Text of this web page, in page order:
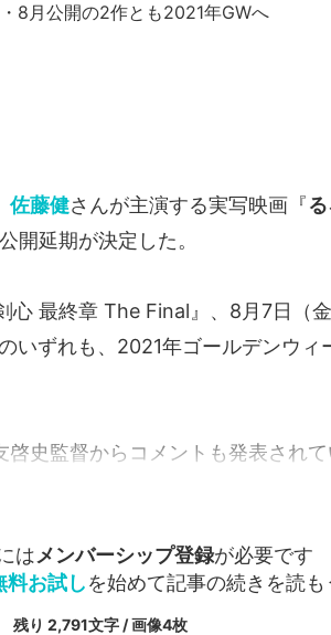
8月公開の2作とも2021年GWへ
佐藤健さんが主演する実写映画『
開延期が決定した。
心 最終章 The Final』、8月7日（
いずれも、2021年ゴールデンウィ
史監督からコメントも発表され
はメンバーシップ登録が必要です
料お試しを始めて記事の続きを読も
残り 2,791文字 / 画像4枚